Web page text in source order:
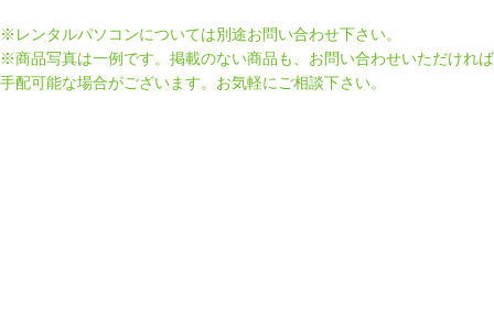
※レンタルパソコンについては別途お問い合わせ下さい。
※商品写真は一例です。掲載のない商品も、お問い合わせいただければ
手配可能な場合がございます。お気軽にご相談下さい。